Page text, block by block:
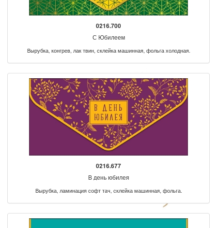
0216.700
С Юбилеем
Вырубка, конгрев, лак твин, склейка машинная, фольга холодная.
0216.677
В день юбилея
Вырубка, ламинация софт тач, склейка машинная, фольга.